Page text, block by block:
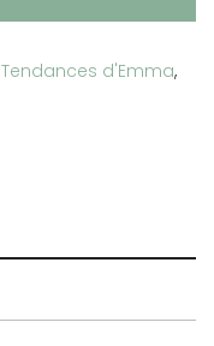
Tendances d'Emma,